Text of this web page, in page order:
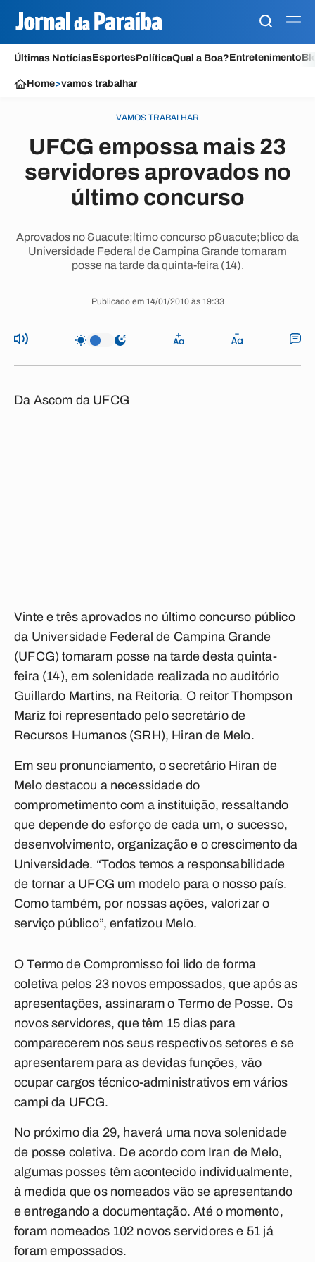
Últimas NotíciasEsportesPolíticaQual a Boa?Entretenimento
Home>vamos trabalhar
VAMOS TRABALHAR
UFCG empossa mais 23
servidores aprovados no
último concurso
Aprovados no &uacute;ltimo concurso p&uacute;blico da
Universidade Federal de Campina Grande tomaram
posse na tarde da quinta-feira (14).
Publicado em 14/01/2010 às 19:33
Da Ascom da UFCG
Vinte e três aprovados no último concurso público
da Universidade Federal de Campina Grande
(UFCG) tomaram posse na tarde desta quinta-
feira (14), em solenidade realizada no auditório
Guillardo Martins, na Reitoria. O reitor Thompson
Mariz foi representado pelo secretário de
Recursos Humanos (SRH), Hiran de Melo.
Em seu pronunciamento, o secretário Hiran de
Melo destacou a necessidade do
comprometimento com a instituição, ressaltando
que depende do esforço de cada um, o sucesso,
desenvolvimento, organização e o crescimento da
Universidade. “Todos temos a responsabilidade
de tornar a UFCG um modelo para o nosso país.
Como também, por nossas ações, valorizar o
serviço público”, enfatizou Melo.
O Termo de Compromisso foi lido de forma
coletiva pelos 23 novos empossados, que após as
apresentações, assinaram o Termo de Posse. Os
novos servidores, que têm 15 dias para
comparecerem nos seus respectivos setores e se
apresentarem para as devidas funções, vão
ocupar cargos técnico-administrativos em vários
campi da UFCG.
No próximo dia 29, haverá uma nova solenidade
de posse coletiva. De acordo com Iran de Melo,
algumas posses têm acontecido individualmente,
à medida que os nomeados vão se apresentando
e entregando a documentação. Até o momento,
foram nomeados 102 novos servidores e 51 já
foram empossados.